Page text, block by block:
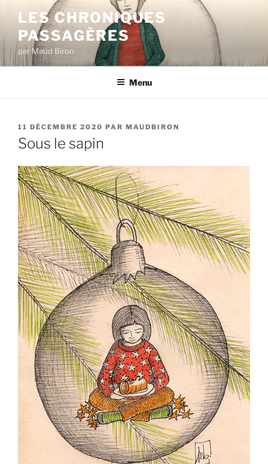
contenu
principal
LES CHRONIQUES
PASSAGÈRES
par Maud Biron
Menu
PUBLIÉ
LE
11 DÉCEMBRE 2020 PAR MAUDBIRON
Sous le sapin